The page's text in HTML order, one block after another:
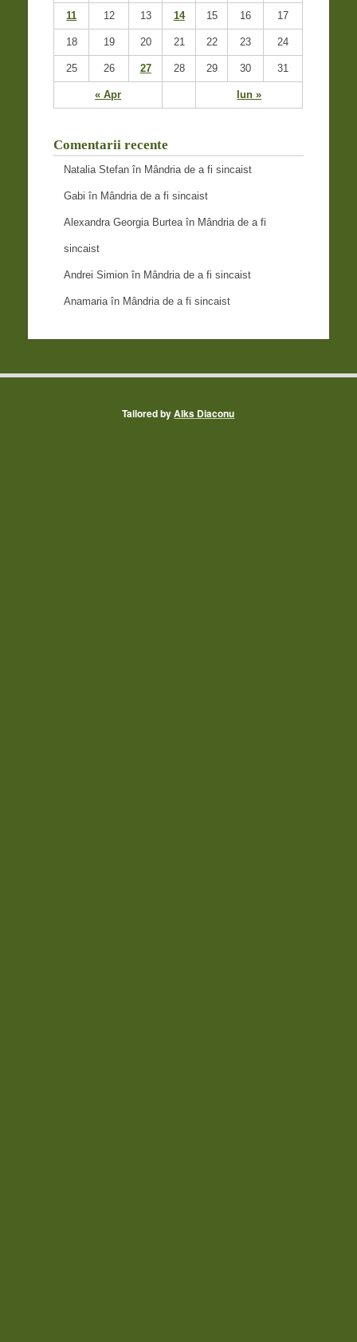
« Apr Iun »
11 12 13 14 15 16 17
18 19 20 21 22 23 24
25 26 27 28 29 30 31
Comentarii recente
Natalia Stefan în Mândria de a fi sincaist
Gabi în Mândria de a fi sincaist
Alexandra Georgia Burteaîn Mândria de a fi
sincaist
Andrei Simion în Mândria de a fi sincaist
Anamariaîn Mândria de a fi sincaist
Tailored byAlks Diaconu